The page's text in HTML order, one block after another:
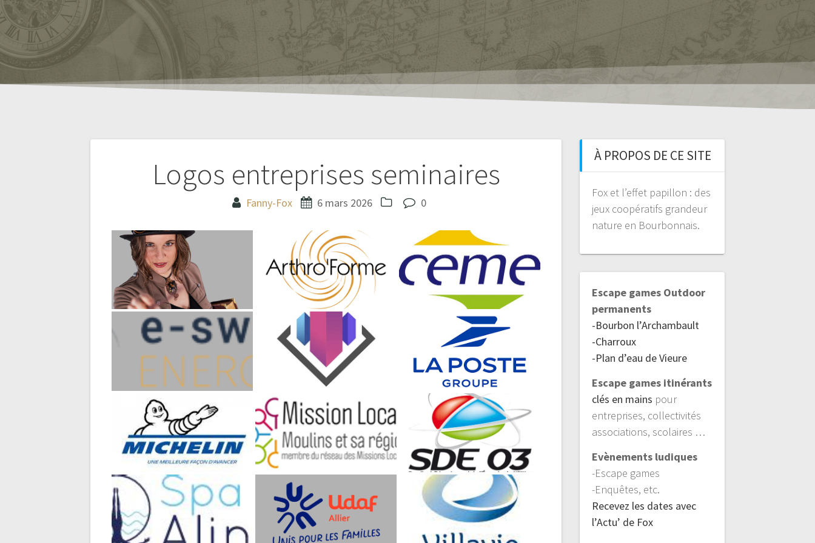
Logos entreprises seminaires
Fanny-Fox 6 mars 2026 0
Navigation
l’article
À PROPOS DE CE SITE
Fox et l’effet papillon : des
jeux coopératifs grandeur
nature en Bourbonnais.
Escape games Outdoor
permanents
-Bourbon l’Archambault
-Charroux
-Plan d’eau de Vieure
Escape games itinérants
clés en mains pour
entreprises, collectivités
associations, scolaires …
Evènements ludiques
-Escape games
-Enquêtes, etc.
Recevez les dates avec
l’Actu’ de Fox